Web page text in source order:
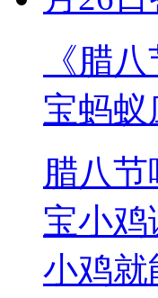
《腊
宝蚂蚁
腊八
宝小
小鸡就